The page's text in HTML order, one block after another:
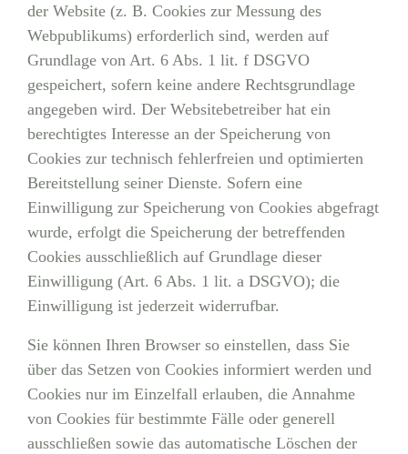
der Website (z. B. Cookies zur Messung des
Webpublikums) erforderlich sind, werden auf
Grundlage von Art. 6 Abs. 1 lit. f DSGVO
gespeichert, sofern keine andere Rechtsgrundlage
angegeben wird. Der Websitebetreiber hat ein
berechtigtes Interesse an der Speicherung von
Cookies zur technisch fehlerfreien und optimierten
Bereitstellung seiner Dienste. Sofern eine
Einwilligung zur Speicherung von Cookies abgefragt
wurde, erfolgt die Speicherung der betreffenden
Cookies ausschließlich auf Grundlage dieser
Einwilligung (Art. 6 Abs. 1 lit. a DSGVO); die
Einwilligung ist jederzeit widerrufbar.
Sie können Ihren Browser so einstellen, dass Sie
über das Setzen von Cookies informiert werden und
Cookies nur im Einzelfall erlauben, die Annahme
von Cookies für bestimmte Fälle oder generell
ausschließen sowie das automatische Löschen der